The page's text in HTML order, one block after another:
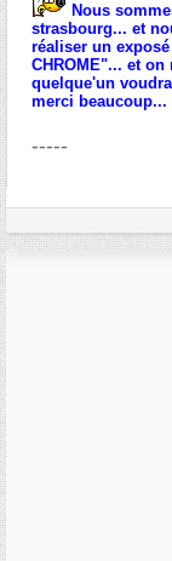
Nous
strasbourg... et
réaliser un exposé
CHROME"... et
quelque'un
merci beaucoup...
-----